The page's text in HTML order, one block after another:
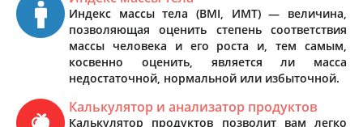
Индекс массы тела (BMI, ИМТ) — величина,
позволяющая оценить степень соответствия
массы человека и его роста и, тем самым,
косвенно оценить, является ли масса
недостаточной, нормальной или избыточной.
Калькулятор и анализатор продуктов
Калькулятор продуктов позволит вам легко